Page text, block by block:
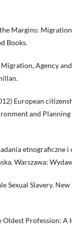
Margins:
Books.
Agency
European
and Planning
etnograficzne i
Warszawa:
Sexual Slavery.
Oldest Profession: